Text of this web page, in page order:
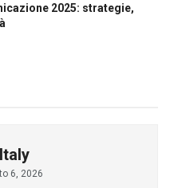
2025: strategie,
6, 2026